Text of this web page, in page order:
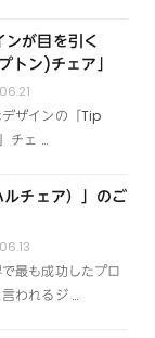
ンが目を引く
トン)チェア」
ザインの「Tip
チェ …
ルチェア）」のご
最も成功したプロ
われるジ …